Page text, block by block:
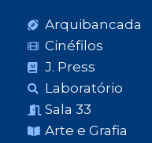
Arquibancada
Cinéfilos
J. Press
Laboratório
Sala 33
Arte e Grafia